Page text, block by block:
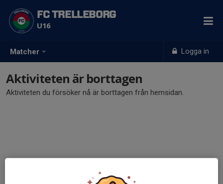
Matcher Logga in
FC TRELLEBORG
U16
Aktiviteten är borttagen
Aktiviteten du försöker nå är borttagen från hemsidan.